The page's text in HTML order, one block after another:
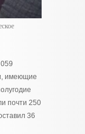
имеющие
почти 250
36